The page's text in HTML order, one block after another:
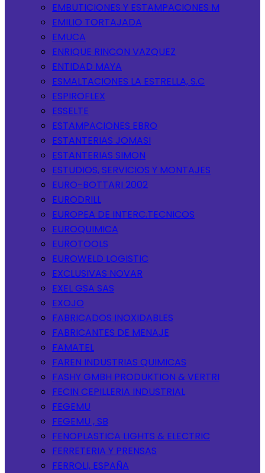
EMBUTICIONES Y ESTAMPACIONES M
EMILIO TORTAJADA
EMUCA
ENRIQUE RINCON VAZQUEZ
ENTIDAD MAYA
ESMALTACIONES LA ESTRELLA, S.C
ESPIROFLEX
ESSELTE
ESTAMPACIONES EBRO
ESTANTERIAS JOMASI
ESTANTERIAS SIMON
ESTUDIOS, SERVICIOS Y MONTAJES
EURO-BOTTARI 2002
EURODRILL
EUROPEA DE INTERC.TECNICOS
EUROQUIMICA
EUROTOOLS
EUROWELD LOGISTIC
EXCLUSIVAS NOVAR
EXEL GSA SAS
EXOJO
FABRICADOS INOXIDABLES
FABRICANTES DE MENAJE
FAMATEL
FAREN INDUSTRIAS QUIMICAS
FASHY GMBH PRODUKTION & VERTRI
FECIN CEPILLERIA INDUSTRIAL
FEGEMU
FEGEMU , SB
FENOPLASTICA LIGHTS & ELECTRIC
FERRETERIA Y PRENSAS
FERROLI, ESPAÑA